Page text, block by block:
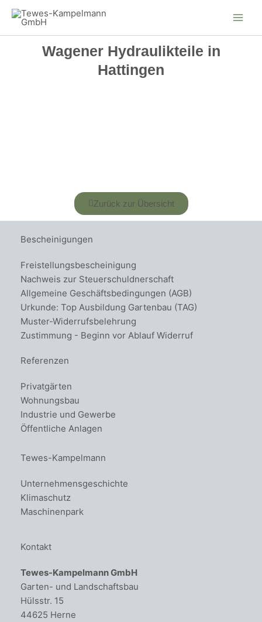
Zum
Inhalt
springen
Wagener Hydraulikteile in
Hattingen
Zurück zur Übersicht
Bescheinigungen
Freistellungsbescheinigung
Nachweis zur Steuerschuldnerschaft
Allgemeine Geschäftsbedingungen (AGB)
Urkunde: Top Ausbildung Gartenbau (TAG)
Muster-Widerrufsbelehrung
Zustimmung - Beginn vor Ablauf Widerruf
Referenzen
Privatgärten
Wohnungsbau
Industrie und Gewerbe
Öffentliche Anlagen
Tewes-Kampelmann
Unternehmensgeschichte
Klimaschutz
Maschinenpark
Kontakt
Tewes-Kampelmann GmbH
Garten- und Landschaftsbau
Hülsstr. 15
44625 Herne